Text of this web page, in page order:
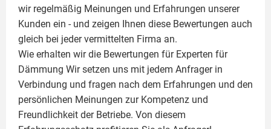
wir regelmäßig Meinungen und Erfahrungen unserer
Kunden ein - und zeigen Ihnen diese Bewertungen auch
gleich bei jeder vermittelten Firma an.
Wie erhalten wir die Bewertungen für Experten für
Dämmung Wir setzen uns mit jedem Anfrager in
Verbindung und fragen nach dem Erfahrungen und den
persönlichen Meinungen zur Kompetenz und
Freundlichkeit der Betriebe. Von diesem